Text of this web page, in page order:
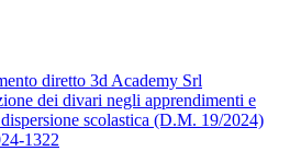
diretto 3d Academy Srl
dei divari negli apprendimenti e
scolastica (D.M. 19/2024)
1322